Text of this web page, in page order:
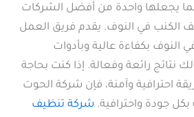
يجعلها واحدة من أفضل الشركات
الكنب في النوف. يقدم فريق العمل
بكفاءة عالية وبأدوات
نتائج رائعة وفعالة. إذا كنت بحاجة
احترافية وآمنة، فإن شركة الحوت
جودة واحترافية. شركة تنظيف